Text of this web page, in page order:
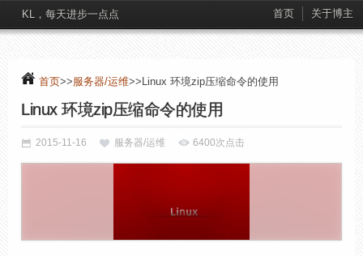
KL，每天进步一点点 首页 关于博主
首页>>服务器/运维>>Linux 环境zip压缩命令的使用
Linux 环境zip压缩命令的使用
2015-11-16 服务器/运维 6400次点击